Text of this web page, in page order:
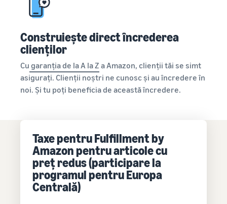
Construiește direct încrederea
clienților
Cu garanția de la A la Z a Amazon, clienții tăi se simt
asigurați. Clienții noștri ne cunosc și au încredere în
noi. Și tu poți beneficia de această încredere.
Taxe pentru Fulfillment by
Amazon pentru articole cu
preț redus (participare la
programul pentru Europa
Centrală)